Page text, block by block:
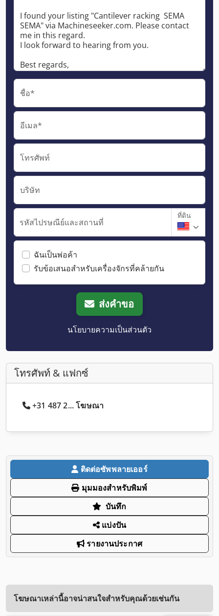
ชื่อ*
อีเมล*
โทรศัพท์
บริษัท
รหัสไปรษณีย์และสถานที่
ที่ดิน
ฉันเป็นพ่อค้า
รับข้อเสนอสำหรับเครื่องจักรที่คล้ายกัน
ส่งคำขอ
นโยบายความเป็นส่วนตัว
โทรศัพท์ & แฟกซ์
+31 487 2... โฆษณา
ติดต่อซัพพลายเออร์
มุมมองสำหรับพิมพ์
บันทึก
แบ่งปัน
รายงานประกาศ
โฆษณาเหล่านี้อาจน่าสนใจสำหรับคุณด้วยเช่นกัน